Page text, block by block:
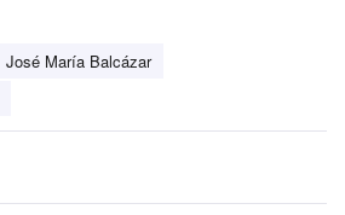
José María Balcázar